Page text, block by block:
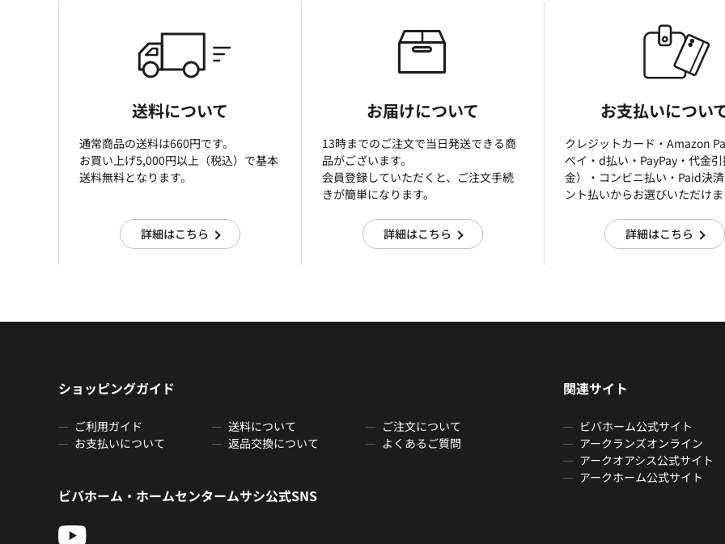
送料について
通常商品の送料は660円です。
お買い上げ5,000円以上（税込）で基本
送料無料となります。
詳細はこちら
お届けについて
13時までのご注文で当日発送できる商
品がございます。
会員登録していただくと、ご注文手続
きが簡単になります。
詳細はこちら
お支払いについ
クレジットカード・Amazon
ぺイ・d払い・PayPay・代金
金）・コンビニ払い・Paid決
ント払いからお選びいただけ
詳細はこちら
ショッピングガイド
ご利用ガイド 送料について
ご注文について
お支払いについて
返品交換について よくあるご質問
関連サイト
ビバホーム公式サイト
アークランズオンライン
アークオアシス公式サイト
アークホーム公式サイト
ビバホーム・ホームセンタームサシ公式SNS